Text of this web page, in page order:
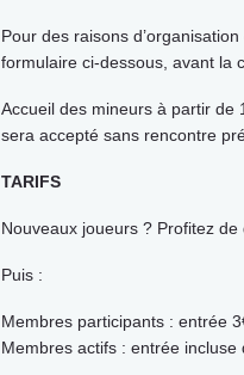
Pour des raisons
formulaire ci-dessous, avant la
Accueil des mineurs à partir de
sera accepté sans rencontre
TARIFS
Nouveaux joueurs ? Profitez de
Puis :
Membres participants : entrée
Membres actifs : entrée incluse